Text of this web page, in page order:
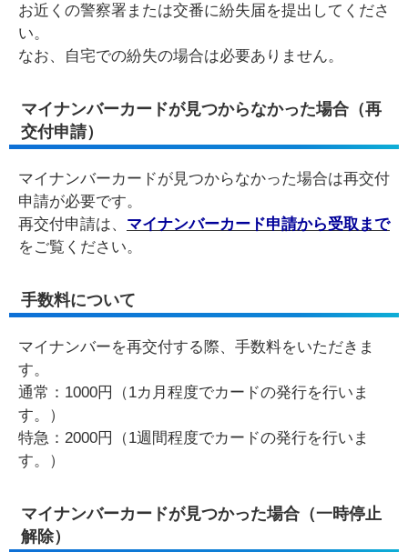
お近くの警察署または交番に紛失届を提出してくださ
い。
なお、自宅での紛失の場合は必要ありません。
マイナンバーカードが見つからなかった場合（再
交付申請）
マイナンバーカードが見つからなかった場合は再交付
申請が必要です。
再交付申請は、 マイナンバーカード申請から受取まで
をご覧ください。
手数料について
マイナンバーを再交付する際、手数料をいただきま
す。
通常：1000円（1カ月程度でカードの発行を行いま
す。）
特急：2000円（1週間程度でカードの発行を行いま
す。）
マイナンバーカードが見つかった場合（一時停止
解除）